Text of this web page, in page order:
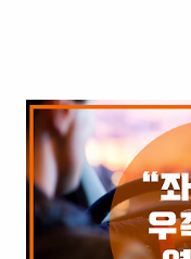
late Fall, Korea is
believed to come m..